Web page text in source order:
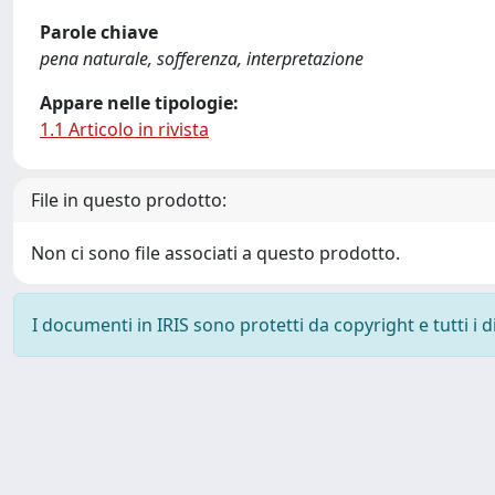
Parole chiave
pena naturale, sofferenza, interpretazione
Appare nelle tipologie:
1.1 Articolo in rivista
File in questo prodotto:
Non ci sono file associati a questo prodotto.
I documenti in IRIS sono protetti da copyright e tutti i